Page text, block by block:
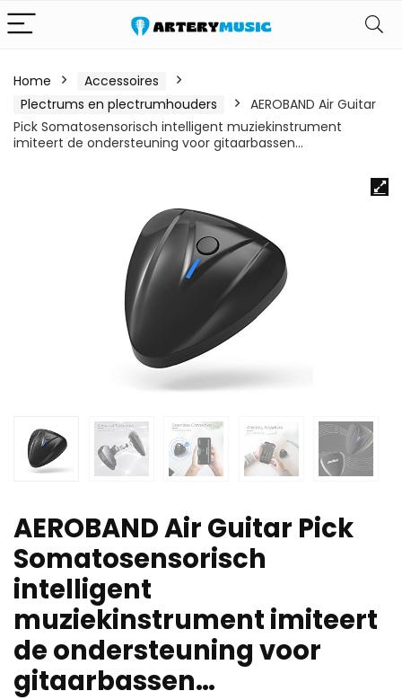
Home
Accessoires
Plectrums en plectrumhouders
AEROBAND Air Guitar
Pick Somatosensorisch intelligent muziekinstrument
imiteert de ondersteuning voor gitaarbassen…
AEROBAND Air Guitar Pick
Somatosensorisch
intelligent
muziekinstrument imiteert
de ondersteuning voor
gitaarbassen…